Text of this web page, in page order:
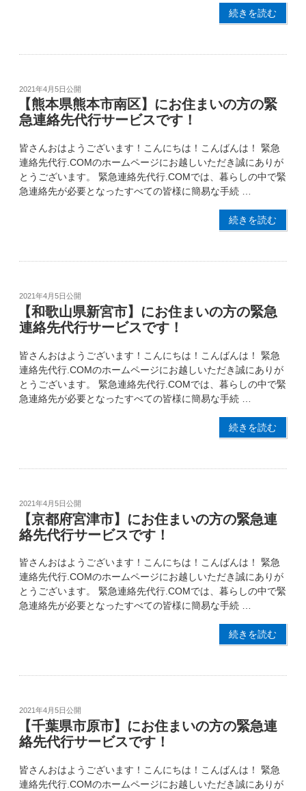
続きを読む
2021年4月5日公開
【熊本県熊本市南区】にお住まいの方の緊
急連絡先代行サービスです！
皆さんおはようございます！こんにちは！こんばんは！ 緊急
連絡先代行.COMのホームページにお越しいただき誠にありが
とうございます。 緊急連絡先代行.COMでは、暮らしの中で緊
急連絡先が必要となったすべての皆様に簡易な手続 …
続きを読む
2021年4月5日公開
【和歌山県新宮市】にお住まいの方の緊急
連絡先代行サービスです！
皆さんおはようございます！こんにちは！こんばんは！ 緊急
連絡先代行.COMのホームページにお越しいただき誠にありが
とうございます。 緊急連絡先代行.COMでは、暮らしの中で緊
急連絡先が必要となったすべての皆様に簡易な手続 …
続きを読む
2021年4月5日公開
【京都府宮津市】にお住まいの方の緊急連
絡先代行サービスです！
皆さんおはようございます！こんにちは！こんばんは！ 緊急
連絡先代行.COMのホームページにお越しいただき誠にありが
とうございます。 緊急連絡先代行.COMでは、暮らしの中で緊
急連絡先が必要となったすべての皆様に簡易な手続 …
続きを読む
2021年4月5日公開
【千葉県市原市】にお住まいの方の緊急連
絡先代行サービスです！
皆さんおはようございます！こんにちは！こんばんは！ 緊急
連絡先代行.COMのホームページにお越しいただき誠にありが